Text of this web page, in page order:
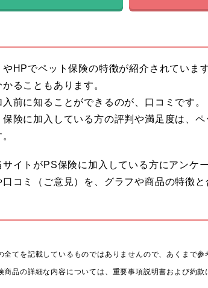
HPでペット保険の特徴が紹介されていま
ることもあります。
前に知ることができるのが、口コミです。
険に加入している方の評判や満足度は、ペ
サイトがPS保険に加入している方にアンケ
口コミ（ご意見）を、グラフや商品の特徴と
てを記載しているものではありませんので、あくまで参
品の詳細な内容については、重要事項説明書および約款